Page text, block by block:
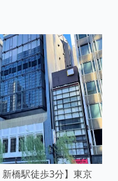
新橋駅徒歩3分】東京